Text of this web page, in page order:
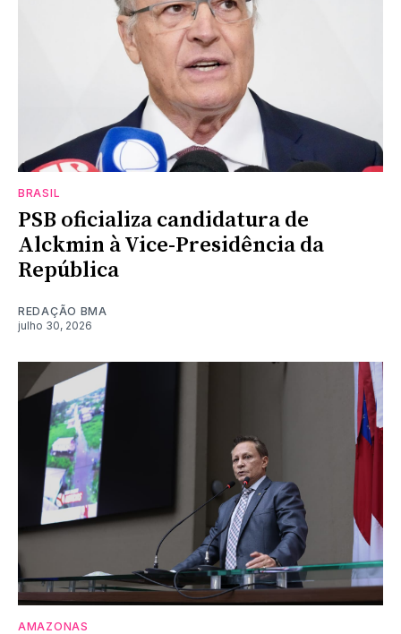
BRASIL
PSB oficializa candidatura de
Alckmin à Vice-Presidência da
República
REDAÇÃO BMA
julho 30, 2026
AMAZONAS